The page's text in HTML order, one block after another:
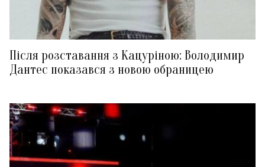
Після розставання з Кацуріною: Володимир
Дантес показався з новою обраницею